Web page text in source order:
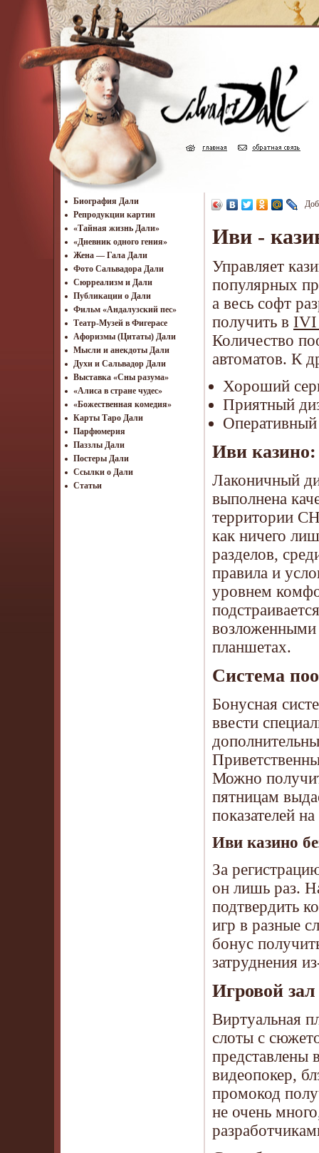
Биография Дали
Репродукции картин
«Тайная жизнь Дали»
«Дневник одного гения»
Жена — Гала Дали
Фото Сальвадора Дали
Cюрреализм и Дали
Публикации о Дали
Фильм «Андалузский пес»
Театр-Музей в Фигерасе
Афоризмы (Цитаты) Дали
Мысли и анекдоты Дали
Духи и Сальвадор Дали
Выставка «Сны разума»
«Алиса в стране чудес»
«Божественная комедия»
Карты Таро Дали
Парфюмерия
Паззлы Дали
Постеры Дали
Ссылки о Дали
Статьи
Иви -
Управляет
популярных
а весь софт
получить в IVI
Количество
автоматов. К
Хороший
Приятный
Оперативный
Иви
Лаконичный
выполнена
территории
как ничего
разделов,
правила и
уровнем
планшетах.
Система
Бонусная
ввести
Можно
пятницам
показателей
Иви казино
За
он лишь раз.
подтвердить
игр в разные
бонус
затруднения
Игровой
Виртуальная
слоты с
представлены
видеопокер,
промокод
не очень